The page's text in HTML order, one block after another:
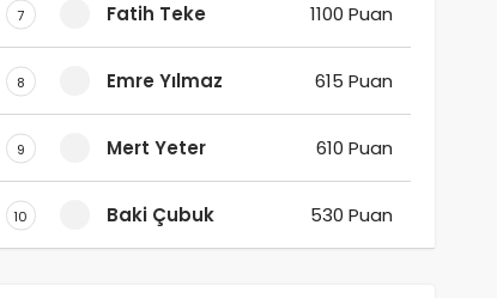
7 Fatih Teke 1100 Puan
8 Emre Yılmaz 615 Puan
9 Mert Yeter 610 Puan
10 Baki Çubuk 530 Puan